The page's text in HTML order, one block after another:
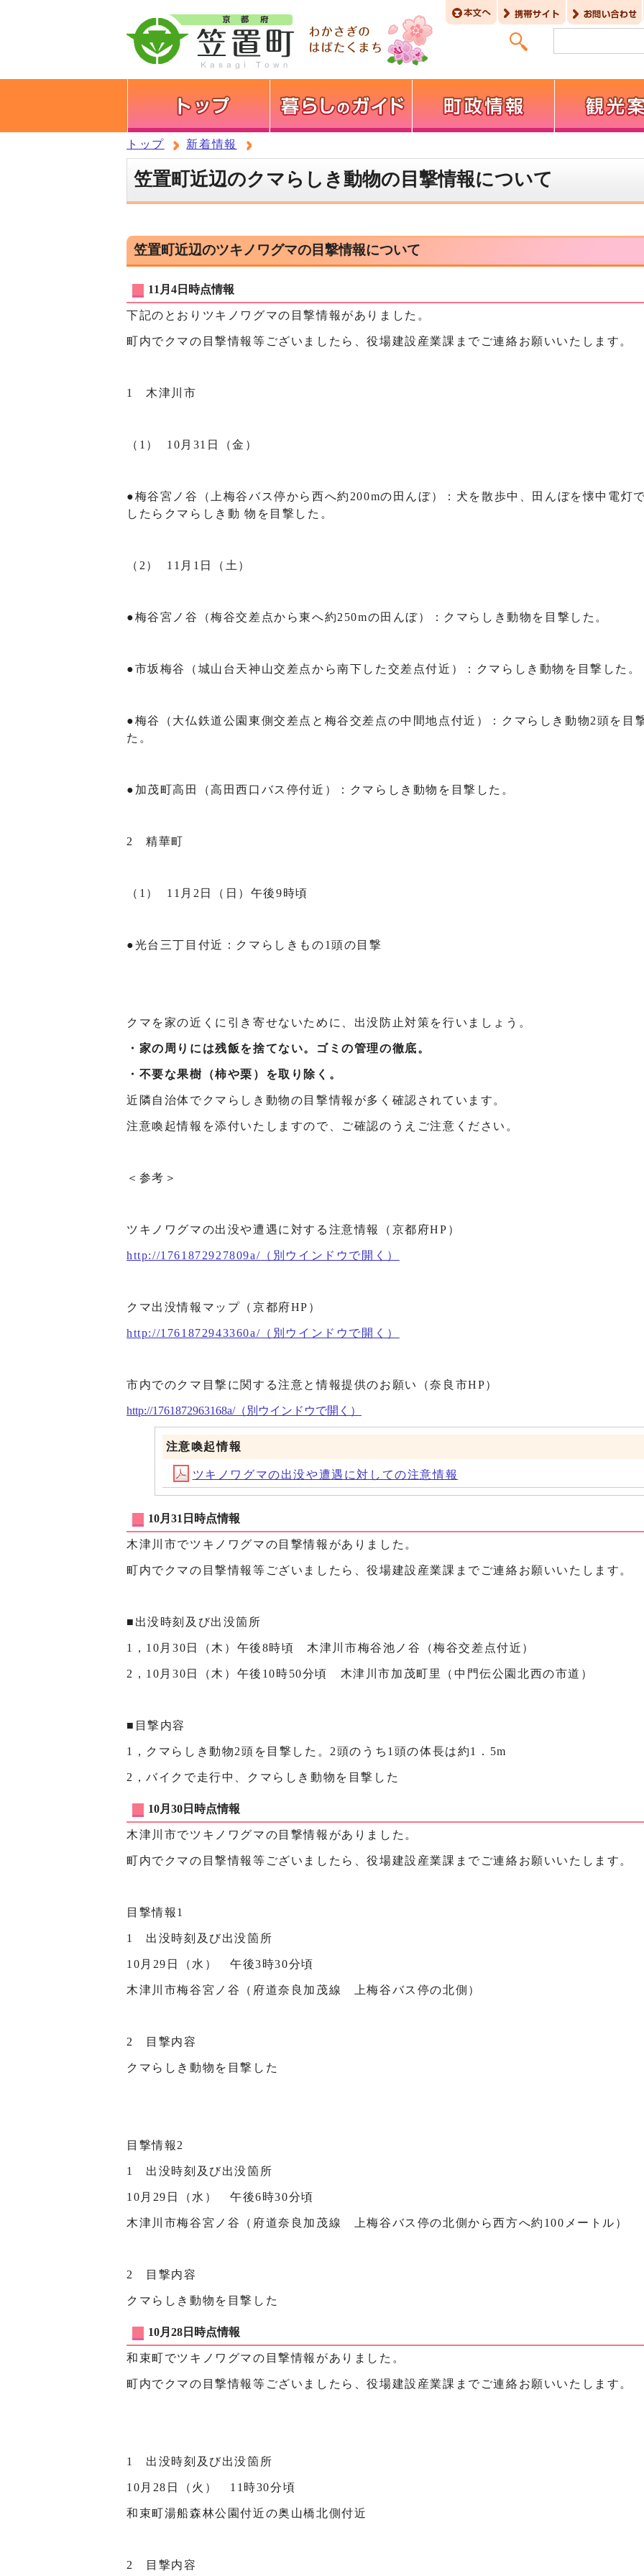
トップ 新着情報
笠置町近辺のクマらしき動物の目撃情報について
笠置町近辺のツキノワグマの目撃情報について
11月4日時点情報
下記のとおりツキノワグマの目撃情報がありました。
町内でクマの目撃情報等ございましたら、役場建設産業課までご連絡お願いいたします。
1 木津川市
（1） 10月31日（金）
●梅谷宮ノ谷（上梅谷バス停から西へ約200mの田んぼ）：犬を散歩中、田んぼを懐中電灯
したらクマらしき動 物を目撃した。
（2） 11月1日（土）
●梅谷宮ノ谷（梅谷交差点から東へ約250mの田んぼ）：クマらしき動物を目撃した。
●市坂梅谷（城山台天神山交差点から南下した交差点付近）：クマらしき動物を目撃した。
●梅谷（大仏鉄道公園東側交差点と梅谷交差点の中間地点付近）：クマらしき動物2頭を目
た。
●加茂町高田（高田西口バス停付近）：クマらしき動物を目撃した。
2 精華町
（1） 11月2日（日）午後9時頃
●光台三丁目付近：クマらしきもの1頭の目撃
クマを家の近くに引き寄せないために、出没防止対策を行いましょう。
・家の周りには残飯を捨てない。ゴミの管理の徹底。
・不要な果樹（柿や栗）を取り除く。
近隣自治体でクマらしき動物の目撃情報が多く確認されています。
注意喚起情報を添付いたしますので、ご確認のうえご注意ください。
＜参考＞
ツキノワグマの出没や遭遇に対する注意情報（京都府HP）
http://1761872927809a/ （別ウインドウで開く）
クマ出没情報マップ（京都府HP）
http://1761872943360a/ （別ウインドウで開く）
市内でのクマ目撃に関する注意と情報提供のお願い（奈良市HP）
http://1761872963168a/（別ウインドウで開く）
注意喚起情報
ツキノワグマの出没や遭遇に対しての注意情報
10月31日時点情報
木津川市でツキノワグマの目撃情報がありました。
町内でクマの目撃情報等ございましたら、役場建設産業課までご連絡お願いいたします。
■出没時刻及び出没箇所
1，10月30日（木）午後8時頃 木津川市梅谷池ノ谷（梅谷交差点付近）
2，10月30日（木）午後10時50分頃 木津川市加茂町里（中門伝公園北西の市道）
■目撃内容
1，クマらしき動物2頭を目撃した。2頭のうち1頭の体長は約1．5m
2，バイクで走行中、クマらしき動物を目撃した
10月30日時点情報
木津川市でツキノワグマの目撃情報がありました。
町内でクマの目撃情報等ございましたら、役場建設産業課までご連絡お願いいたします。
目撃情報1
1 出没時刻及び出没箇所
10月29日（水） 午後3時30分頃
木津川市梅谷宮ノ谷（府道奈良加茂線 上梅谷バス停の北側）
2 目撃内容
クマらしき動物を目撃した
目撃情報2
1 出没時刻及び出没箇所
10月29日（水） 午後6時30分頃
木津川市梅谷宮ノ谷（府道奈良加茂線 上梅谷バス停の北側から西方へ約100メートル）
2 目撃内容
クマらしき動物を目撃した
10月28日時点情報
和束町でツキノワグマの目撃情報がありました。
町内でクマの目撃情報等ございましたら、役場建設産業課までご連絡お願いいたします。
1 出没時刻及び出没箇所
10月28日（火） 11時30分頃
和束町湯船森林公園付近の奥山橋北側付近
2 目撃内容